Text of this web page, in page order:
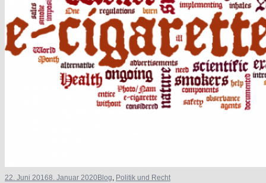
22. Juni 20168. Januar 2020 Blog, Politik und Recht